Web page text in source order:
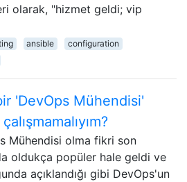
olarak, "hizmet geldi; vip
ansible
configuration
'DevOps Mühendisi'
Mühendisi olma fikri son
oldukça popüler hale geldi ve
açıklandığı gibi DevOps'un